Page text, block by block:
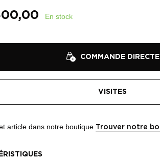
En stock
COMMANDE DIRECTE
VISITES
article dans notre boutique Trouver notre